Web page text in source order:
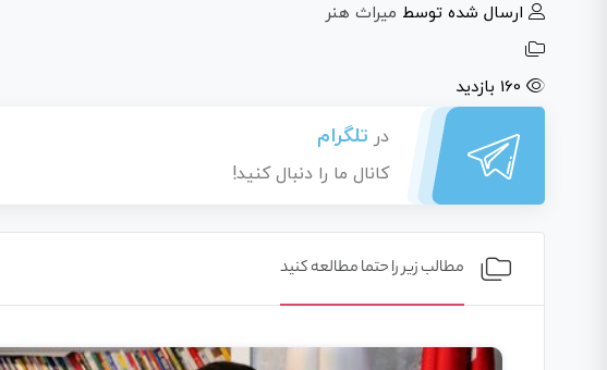
ارسال شده توسط میراث هنر
در تلگرام
کانال ما را دنبال کنید!
مطالب زیر را حتما مطالعه کنید